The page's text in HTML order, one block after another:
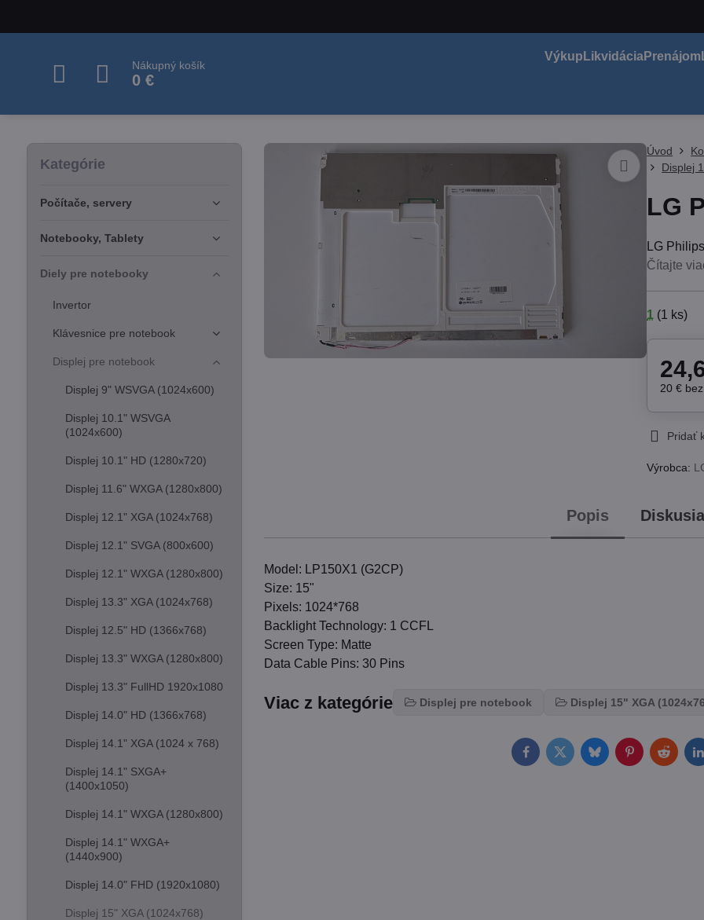
Nákupný košík
0 €
Výkup LikvidáciaPrenájom
Úvod
Displej
LG
LG
Čítajte
1 (1 ks)
20 €
Pridať
Výrobca:
Popis Diskusia
Model: LP150X1 (G2CP)
Size: 15"
Pixels: 1024*768
Backlight Technology: 1 CCFL
Screen Type: Matte
Data Cable Pins: 30 Pins
Viac z kategórie Displej pre notebook Displej 15" XGA
FacebookTwitterBlueskyPinterestReddit
Kategórie
Počítače, servery
Notebooky, Tablety
Diely pre notebooky
Invertor
Klávesnice pre notebook
Displej pre notebook
Displej 9" WSVGA (1024x600)
Displej 10.1" WSVGA
(1024x600)
Displej 10.1" HD (1280x720)
Displej 11.6" WXGA (1280x800)
Displej 12.1" XGA (1024x768)
Displej 12.1" SVGA (800x600)
Displej 12.1" WXGA (1280x800)
Displej 13.3" XGA (1024x768)
Displej 12.5" HD (1366x768)
Displej 13.3" WXGA (1280x800)
Displej 13.3" FullHD 1920x1080
Displej 14.0" HD (1366x768)
Displej 14.1" XGA (1024 x 768)
Displej 14.1" SXGA+
(1400x1050)
Displej 14.1" WXGA (1280x800)
Displej 14.1" WXGA+
(1440x900)
Displej 14.0" FHD (1920x1080)
Displej 15" XGA (1024x768)